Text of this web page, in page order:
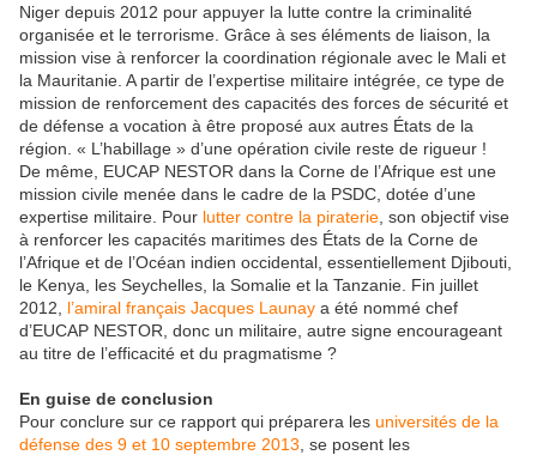
Niger depuis 2012 pour appuyer la lutte contre la criminalité
organisée et le terrorisme. Grâce à ses éléments de liaison, la
mission vise à renforcer la coordination régionale avec le Mali et
la Mauritanie. A partir de l’expertise militaire intégrée, ce type de
mission de renforcement des capacités des forces de sécurité et
de défense a vocation à être proposé aux autres États de la
région. « L’habillage » d’une opération civile reste de rigueur !
De même, EUCAP NESTOR dans la Corne de l’Afrique est une
mission civile menée dans le cadre de la PSDC, dotée d’une
expertise militaire. Pour lutter contre la piraterie , son objectif vise
à renforcer les capacités maritimes des États de la Corne de
l’Afrique et de l’Océan indien occidental, essentiellement Djibouti,
le Kenya, les Seychelles, la Somalie et la Tanzanie. Fin juillet
2012, l’amiral français Jacques Launay a été nommé chef
d’EUCAP NESTOR, donc un militaire, autre signe encourageant
au titre de l’efficacité et du pragmatisme ?
En guise de conclusion
Pour conclure sur ce rapport qui préparera les universités de la
défense des 9 et 10 septembre 2013 , se posent les